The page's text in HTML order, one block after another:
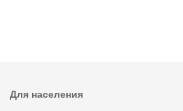
Для населения